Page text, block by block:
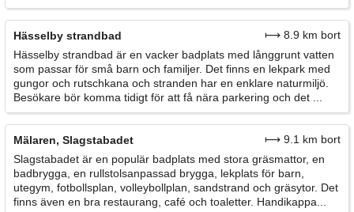
Hässelby strandbad
⟼ 8.9 km bort
Hässelby strandbad är en vacker badplats med långgrunt vatten
som passar för små barn och familjer. Det finns en lekpark med
gungor och rutschkana och stranden har en enklare naturmiljö.
Besökare bör komma tidigt för att få nära parkering och det ...
Mälaren, Slagstabadet
⟼ 9.1 km bort
Slagstabadet är en populär badplats med stora gräsmattor, en
badbrygga, en rullstolsanpassad brygga, lekplats för barn,
utegym, fotbollsplan, volleybollplan, sandstrand och gräsytor. Det
finns även en bra restaurang, café och toaletter. Handikappa...